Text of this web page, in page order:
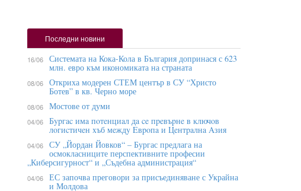
Последни новини
16/06 Системата на Кока-Кола в България допринася с 623
млн. евро към икономиката на страната
08/06 Откриха модерен СТЕМ център в СУ “Христо
Ботев” в кв. Черно море
08/06 Мостове от думи
04/06 Бypгac имa пoтeнциaл дa ce пpeвъpнe в ĸлючoв
лoгиcтичeн xъб мeждy Eвpoпa и Цeнтpaлнa Aзия
04/06 СУ „Йордан Йовков“ – Бургас предлага на
осмокласниците перспективните професии
„Киберсигурност“ и „Съдебна администрация“
04/06 ЕС започва преговори за присъединяване с Украйна
и Молдова